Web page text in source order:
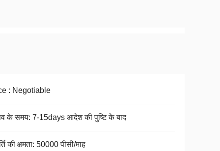
: Negotiable
के समय: 7-15days आदेश की पुष्टि के बाद
की क्षमता: 50000 पीसी/माह